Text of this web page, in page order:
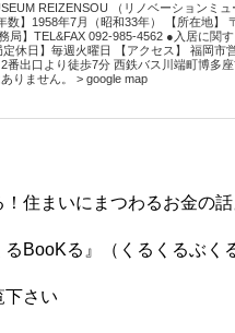
REIZENSOU （リノベーションミ
】1958年7月（昭和33年） 【所在地】
局】TEL&FAX 092-985-4562 ●入居に関
休日】毎週火曜日 【アクセス】 福岡市
番出口より徒歩7分 西鉄バス川端町博多
りません。 > google map
住まいにまつわるお金の
BooKる』（くるくるぶく
さい